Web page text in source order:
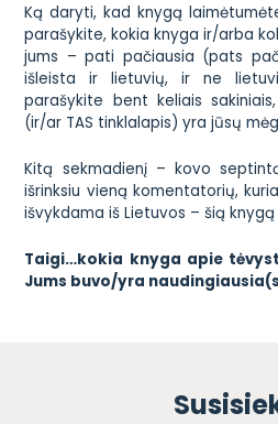
Ką daryti, kad knygą
parašykite, kokia knyga ir/arba
jums – pati pačiausia (pats
išleista ir lietuvių, ir ne
parašykite bent keliais
(ir/ar TAS tinklalapis) yra jūsų
Kitą sekmadienį – kovo
išrinksiu vieną komentatorių,
išvykdama iš Lietuvos – šią knygą
Taigi…kokia knyga apie
Jums buvo/yra